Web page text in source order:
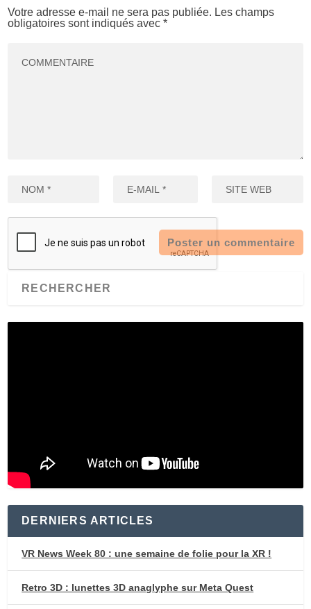
Votre adresse e-mail ne sera pas publiée. Les champs
obligatoires sont indiqués avec*
DERNIERS ARTICLES
VR News Week 80 : une semaine de folie pour la XR !
Retro 3D : lunettes 3D anaglyphe sur Meta Quest